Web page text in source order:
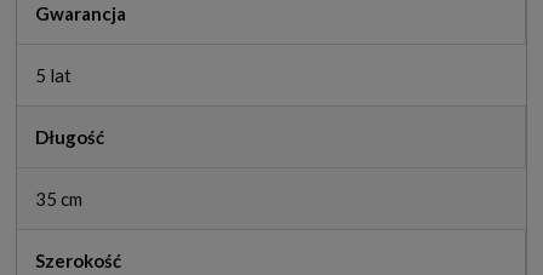
Gwarancja
5 lat
Długość
35 cm
Szerokość